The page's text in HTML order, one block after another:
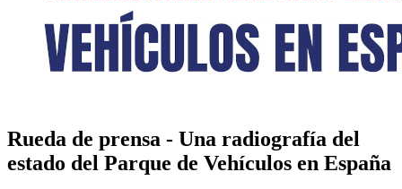
Rueda de prensa - Una radiografía del
estado del Parque de Vehículos en España